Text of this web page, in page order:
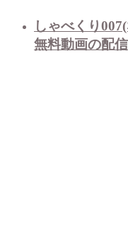
しゃべくり
無料動画の配